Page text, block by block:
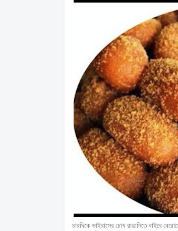
চারদিকে ভাইরাসের চোখ রাঙানিতে বাইরে